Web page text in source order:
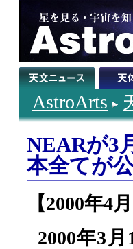
AstroArts
NEARが3
本全てが
【2000年4
2000年3